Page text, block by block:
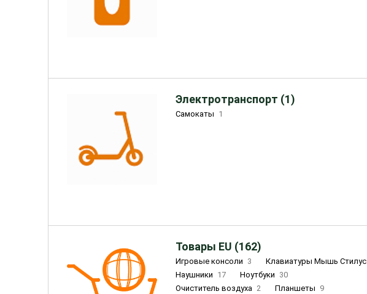
Электротранспорт (1)
Самокаты 1
Товары EU (162)
Игровые консоли 3 Клавиатуры Мышь Стилус
Наушники 17 Ноутбуки 30
Очиститель воздуха 2 Планшеты 9